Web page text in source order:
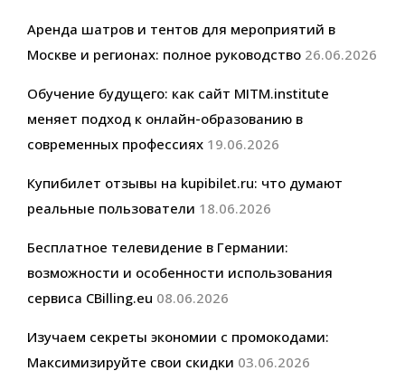
Аренда шатров и тентов для мероприятий в
Москве и регионах: полное руководство 26.06.2026
Обучение будущего: как сайт MITM.institute
меняет подход к онлайн-образованию в
современных профессиях 19.06.2026
Купибилет отзывы на kupibilet.ru: что думают
реальные пользователи 18.06.2026
Бесплатное телевидение в Германии:
возможности и особенности использования
сервиса CBilling.eu 08.06.2026
Изучаем секреты экономии с промокодами:
Максимизируйте свои скидки 03.06.2026